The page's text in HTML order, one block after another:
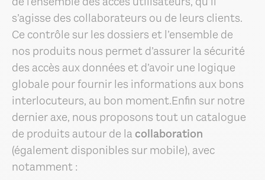
s’agisse des collaborateurs ou de leurs clients.
Ce contrôle sur les dossiers et l’ensemble de
nos produits nous permet d’assurer la sécurité
des accès aux données et d’avoir une logique
globale pour fournir les informations aux bons
interlocuteurs, au bon moment.Enfin sur notre
dernier axe, nous proposons tout un catalogue
de produits autour de la collaboration
(également disponibles sur mobile), avec
notamment :